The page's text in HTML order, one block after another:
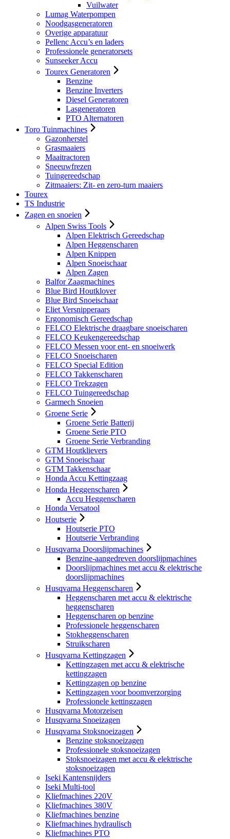
Vuilwater
Lumag Waterpompen
Noodgasgeneratoren
Overige apparatuur
Pellenc Accu’s en laders
Professionele generatorsets
Sunseeker Accu
Tourex Generatoren
Benzine
Benzine Inverters
Diesel Generatoren
Lasgeneratoren
PTO Alternatoren
Toro Tuinmachines
Gazonherstel
Grasmaaiers
Maaitractoren
Sneeuwfrezen
Tuingereedschap
Zitmaaiers: Zit- en zero-turn maaiers
Tourex
TS Industrie
Zagen en snoeien
Alpen Swiss Tools
Alpen Elektrisch Gereedschap
Alpen Heggenscharen
Alpen Knippen
Alpen Snoeischaar
Alpen Zagen
Balfor Zaagmachines
Blue Bird Houtklover
Blue Bird Snoeischaar
Eliet Versnipperaars
Ergonomisch Gereedschap
FELCO Elektrische draagbare snoeischaren
FELCO Keukengereedschap
FELCO Messen voor ent- en snoeiwerk
FELCO Snoeischaren
FELCO Special Edition
FELCO Takkenscharen
FELCO Trekzagen
FELCO Tuingereedschap
Garmech Snoeien
Groene Serie
Groene Serie Batterij
Groene Serie PTO
Groene Serie Verbranding
GTM Houtklievers
GTM Snoeischaar
GTM Takkenschaar
Honda Accu Kettingzaag
Honda Heggenscharen
Accu Heggenscharen
Honda Versatool
Houtserie
Houtserie PTO
Houtserie Verbranding
Husqvarna Doorslijpmachines
Benzine-aangedreven doorslijpmachines
Doorslijpmachines met accu & elektrische
doorslijpmachines
Husqvarna Heggenscharen
Heggenscharen met accu & elektrische
heggenscharen
Heggenscharen op benzine
Professionele heggenscharen
Stokheggenscharen
Struikscharen
Husqvarna Kettingzagen
Kettingzagen met accu & elektrische
kettingzagen
Kettingzagen op benzine
Kettingzagen voor boomverzorging
Professionele kettingzagen
Husqvarna Motorzeisen
Husqvarna Snoeizagen
Husqvarna Stoksnoeizagen
Benzine stoksnoeizagen
Professionele stoksnoeizagen
Stoksnoeizagen met accu & elektrische
stoksnoeizagen
Iseki Kantensnijders
Iseki Multi-tool
Kliefmachines 220V
Kliefmachines 380V
Kliefmachines benzine
Kliefmachines hydraulisch
Kliefmachines PTO